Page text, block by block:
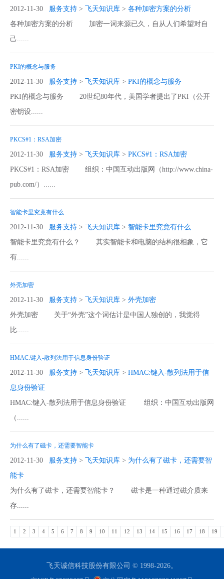
2012-11-30 服务支持 > 飞天知识库 > 各种加密方案的分析
各种加密方案的分析 加密一词来源已久，自从人们希望对自
己......
PKI的概念与服务
2012-11-30 服务支持 > 飞天知识库 > PKI的概念与服务
PKI的概念与服务 20世纪80年代，美国学者提出了PKI（公开
密钥设......
PKCS#1：RSA加密
2012-11-30 服务支持 > 飞天知识库 > PKCS#1：RSA加密
PKCS#1：RSA加密 组织：中国互动出版网（http://www.china-
pub.com/）......
智能卡里究竟有什么
2012-11-30 服务支持 > 飞天知识库 > 智能卡里究竟有什么
智能卡里究竟有什么？ 其实智能卡和电脑的结构很相象，它
有......
外壳加密
2012-11-30 服务支持 > 飞天知识库 > 外壳加密
外壳加密 关于“外壳”这个词估计是中国人独创的，我觉得
比......
HMAC:键入-散列法用于信息身份验证
2012-11-30 服务支持 > 飞天知识库 > HMAC:键入-散列法用于信
息身份验证
HMAC:键入-散列法用于信息身份验证 组织：中国互动出版网
（......
为什么有了磁卡，还需要智能卡
2012-11-30 服务支持 > 飞天知识库 > 为什么有了磁卡，还需要智
能卡
为什么有了磁卡，还需要智能卡？ 磁卡是一种通过磁介质来
存......
1 2 3 4 5 6 7 8 9 10 11 12 13 14 15 16 17 18 19
飞天诚信科技股份有限公司 © 1998-2026。